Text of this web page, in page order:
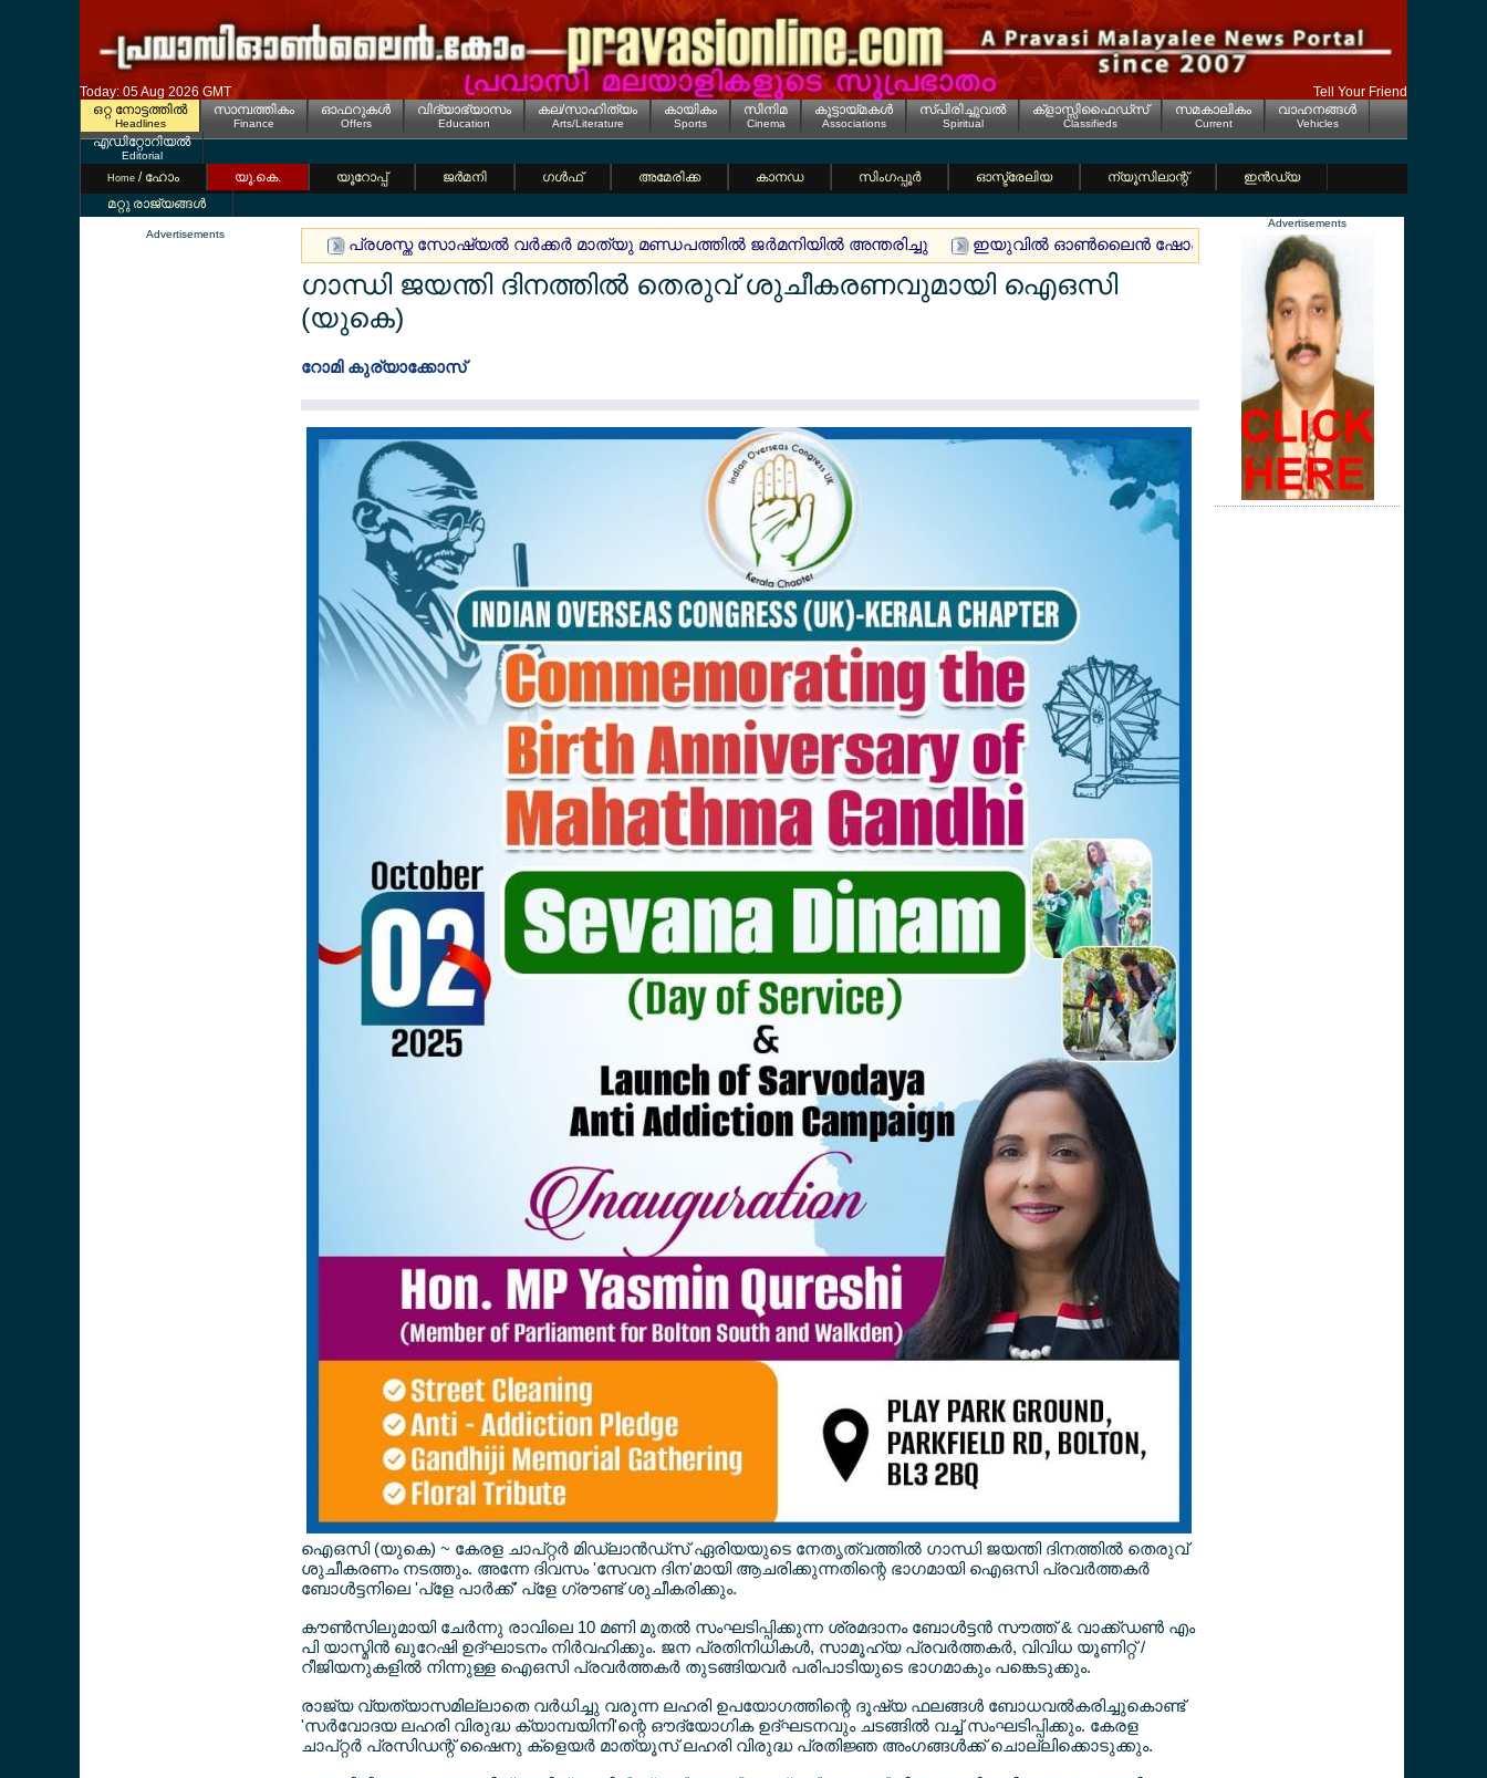
Today: 05 Aug 2026 GMT
Tell Your Friend
ഒറ്റ നോട്ടത്തില്‍
Headlines
സാമ്പത്തികം
Finance
ഓഫറുകള്‍
Offers
വിദ്യാഭ്യാസം
Education
കല/സാഹിത്യം
Arts/Literature
കായികം
Sports
സിനിമ
Cinema
കൂട്ടായ്മകള്‍
Associations
സ്പിരിച്ചുവല്‍
Spiritual
ക്ളാസ്സിഫൈഡ്സ്
Classifieds
സമകാലികം
Current
വാഹനങ്ങള്‍
Vehicles
എഡിറ്റോറിയല്‍
Editorial
Home / ഹോം യൂ.കെ. യൂറോപ്പ് ജര്‍മനി ഗള്‍ഫ് അമേരിക്ക കാനഡ സിംഗപ്പൂര്‍ ഓസ്ട്രേലിയ ന്യൂസിലാന്റ്
ഇന്‍ഡ്യ
മറ്റു രാജ്യങ്ങള്‍
Advertisements
പ്രശസ്ത സോഷ്യല്‍ വര്‍ക്കര്‍ മാത്യു മണ്ഡപത്തില്‍ ജര്‍മനിയില്‍ അന്തരിച്ചു ഇയുവില്‍ ഓണ്‍ലൈന്‍ ഷോപ്പിംഗിന് ജൂലൈ മുതല്‍ അധിക നികുതി
ഗാന്ധി ജയന്തി ദിനത്തില്‍ തെരുവ് ശുചീകരണവുമായി ഐഒസി
(യുകെ)
റോമി കുര്യാക്കോസ്
ഐഒസി (യുകെ) ~ കേരള ചാപ്റ്റര്‍ മിഡ്ലാന്‍ഡ്സ് ഏരിയയുടെ നേതൃത്വത്തില്‍ ഗാന്ധി ജയന്തി ദിനത്തില്‍ തെരുവ്
ശുചീകരണം നടത്തും. അന്നേ ദിവസം 'സേവന ദിന'മായി ആചരിക്കുന്നതിന്റെ ഭാഗമായി ഐഒസി പ്രവര്‍ത്തകര്‍
ബോള്‍ട്ടനിലെ 'പ്ളേ പാര്‍ക്ക്' പ്ളേ ഗ്രൗണ്ട് ശുചീകരിക്കും.
കൗണ്‍സിലുമായി ചേര്‍ന്നു രാവിലെ 10 മണി മുതല്‍ സംഘടിപ്പിക്കുന്ന ശ്രമദാനം ബോള്‍ട്ടന്‍ സൗത്ത് & വാക്ക്ഡണ്‍ എം
പി യാസ്മിന്‍ ഖുറേഷി ഉദ്ഘാടനം നിര്‍വഹിക്കും. ജന പ്രതിനിധികള്‍, സാമൂഹ്യ പ്രവര്‍ത്തകര്‍, വിവിധ യൂണിറ്റ് /
റീജിയനുകളില്‍ നിന്നുള്ള ഐഒസി പ്രവര്‍ത്തകര്‍ തുടങ്ങിയവര്‍ പരിപാടിയുടെ ഭാഗമാകും പങ്കെടുക്കും.
രാജ്യ വ്യത്യാസമില്ലാതെ വര്‍ധിച്ചു വരുന്ന ലഹരി ഉപയോഗത്തിന്റെ ദൂഷ്യ ഫലങ്ങള്‍ ബോധവല്‍കരിച്ചുകൊണ്ട്
'സര്‍വോദയ ലഹരി വിരുദ്ധ ക്യാമ്പയിനി'ന്റെ ഔദ്യോഗിക ഉദ്ഘടനവും ചടങ്ങില്‍ വച്ച് സംഘടിപ്പിക്കും. കേരള
ചാപ്റ്റര്‍ പ്രസിഡന്റ് ഷൈനു ക്ളെയര്‍ മാത്യൂസ് ലഹരി വിരുദ്ധ പ്രതിജ്ഞ അംഗങ്ങള്‍ക്ക് ചൊല്ലിക്കൊടുക്കും.
Advertisements